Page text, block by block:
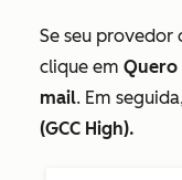
Se seu
clique em Quero
mail. Em
(GCC High).